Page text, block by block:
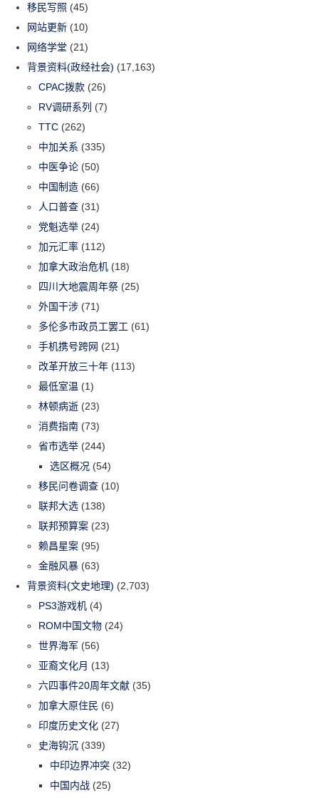
移民写照 (45)
网站更新 (10)
网络学堂 (21)
背景资料(政经社会) (17,163)
CPAC拨款 (26)
RV调研系列 (7)
TTC (262)
中加关系 (335)
中医争论 (50)
中国制造 (66)
人口普查 (31)
党魁选举 (24)
加元汇率 (112)
加拿大政治危机 (18)
四川大地震周年祭 (25)
外国干涉 (71)
多伦多市政员工罢工 (61)
手机携号跨网 (21)
改革开放三十年 (113)
最低室温 (1)
林顿病逝 (23)
消费指南 (73)
省市选举 (244)
选区概况 (54)
移民问卷调查 (10)
联邦大选 (138)
联邦预算案 (23)
赖昌星案 (95)
金融风暴 (63)
背景资料(文史地理) (2,703)
PS3游戏机 (4)
ROM中国文物 (24)
世界海军 (56)
亚裔文化月 (13)
六四事件20周年文献 (35)
加拿大原住民 (6)
印度历史文化 (27)
史海钩沉 (339)
中印边界冲突 (32)
中国内战 (25)